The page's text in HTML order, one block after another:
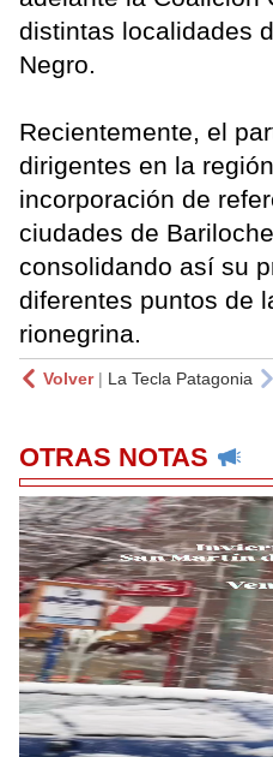
distintas localidades
Negro.
Recientemente, el
dirigentes en la
incorporación de
ciudades de
consolidando así su
diferentes puntos de
rionegrina.
Volver| La Tecla Patagonia
OTRAS NOTAS